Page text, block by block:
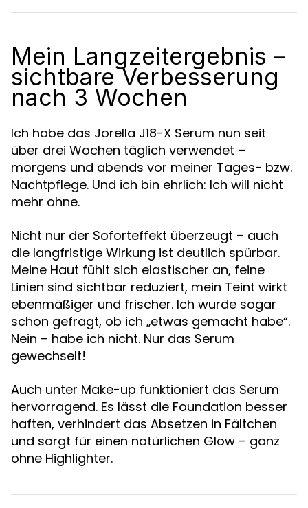
Mein Langzeitergebnis –
sichtbare Verbesserung
nach 3 Wochen
Ich habe das Jorella J18-X Serum nun seit
über drei Wochen täglich verwendet –
morgens und abends vor meiner Tages- bzw.
Nachtpflege. Und ich bin ehrlich: Ich will nicht
mehr ohne.
Nicht nur der Soforteffekt überzeugt – auch
die langfristige Wirkung ist deutlich spürbar.
Meine Haut fühlt sich elastischer an, feine
Linien sind sichtbar reduziert, mein Teint wirkt
ebenmäßiger und frischer. Ich wurde sogar
schon gefragt, ob ich „etwas gemacht habe“.
Nein – habe ich nicht. Nur das Serum
gewechselt!
Auch unter Make-up funktioniert das Serum
hervorragend. Es lässt die Foundation besser
haften, verhindert das Absetzen in Fältchen
und sorgt für einen natürlichen Glow – ganz
ohne Highlighter.